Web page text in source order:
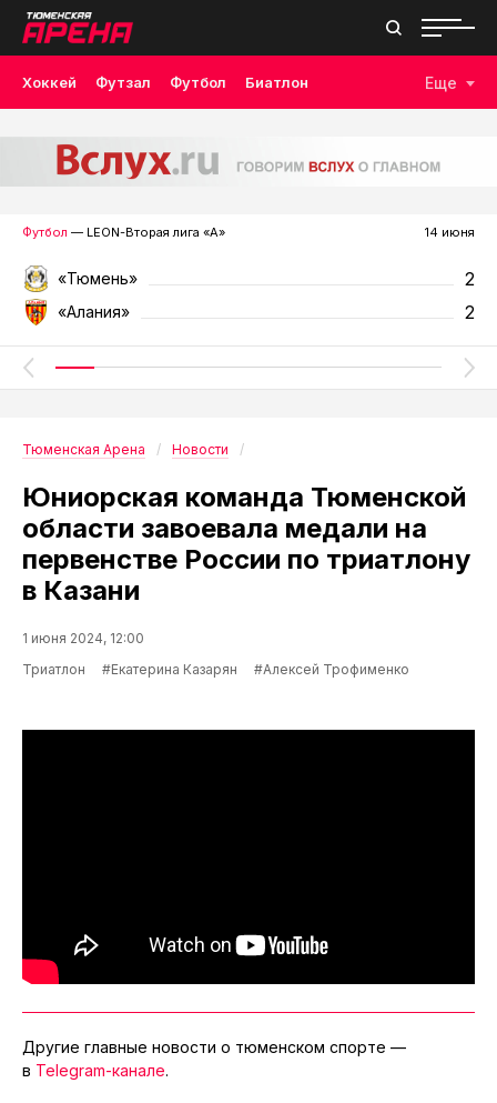
Хоккей Футзал Футбол Биатлон Еще
Футбол — LEON-Вторая лига «А» 14 июня
«Тюмень» 2
«Алания» 2
Тюменская Арена Новости
Юниорская команда Тюменской
области завоевала медали на
первенстве России по триатлону
в Казани
1 июня 2024, 12:00
Триатлон
#Екатерина Казарян #Алексей Трофименко
Другие главные новости о тюменском спорте —
в Telegram-канале.